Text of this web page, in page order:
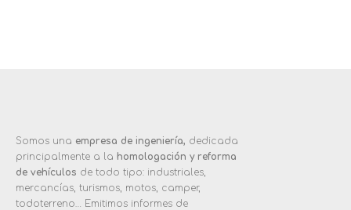
Somos una empresa de ingeniería, dedicada
principalmente a la homologación y reforma
de vehículos de todo tipo: industriales,
mercancías, turismos, motos, camper,
todoterreno… Emitimos informes de